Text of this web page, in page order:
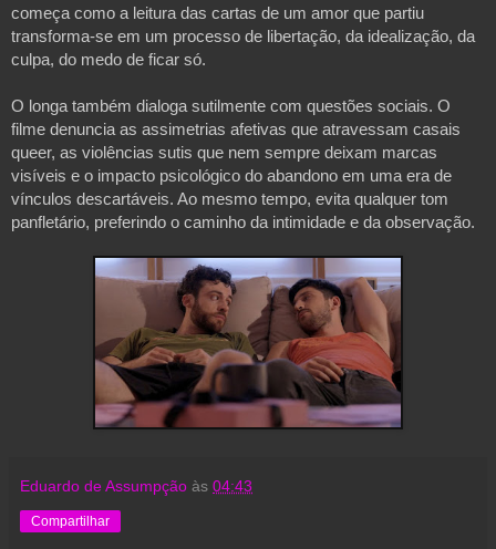
começa como a leitura das cartas de um amor que partiu
transforma-se em um processo de libertação, da idealização, da
culpa, do medo de ficar só.
O longa também dialoga sutilmente com questões sociais. O
filme denuncia as assimetrias afetivas que atravessam casais
queer, as violências sutis que nem sempre deixam marcas
visíveis e o impacto psicológico do abandono em uma era de
vínculos descartáveis. Ao mesmo tempo, evita qualquer tom
panfletário, preferindo o caminho da intimidade e da observação.
Eduardo de Assumpção às 04:43
Compartilhar